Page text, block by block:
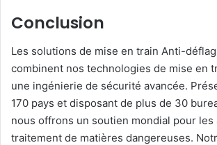
Conclusion
Les solutions de mise en train Anti-
combinent nos technologies de mise en
une ingénierie de sécurité avancée.
170 pays et disposant de plus de 30
nous offrons un soutien mondial pour les
traitement de matières dangereuses.